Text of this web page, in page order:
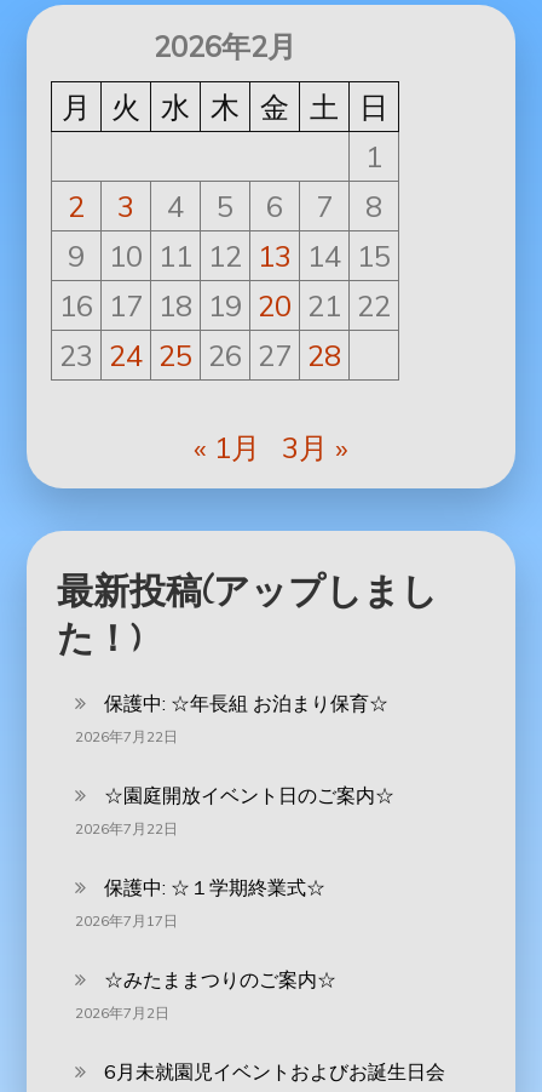
2026年2月
月
火 水 木 金 土
日
1
2
3 4 5 6 7
8
9
10 11 12 13 14 15
16 17 18 19 20 21 22
23 24 25 26 27 28
« 1月 3月 »
最新投稿(アップしまし
た！)
保護中: ‪☆年長組 お泊まり保育☆
2026年7月22日
☆園庭開放イベント日のご案内☆
2026年7月22日
保護中: ☆１学期終業式☆
2026年7月17日
☆みたままつりのご案内☆
2026年7月2日
6月未就園児イベントおよびお誕生日会